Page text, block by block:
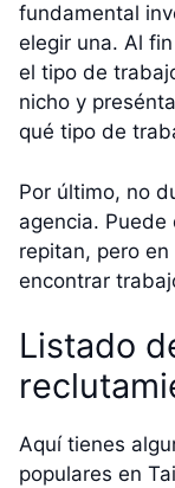
fundamental
elegir una. Al
el tipo de
nicho y
qué tipo de
Por último, no
agencia. Puede
repitan, pero
encontrar
Listado
Aquí tienes
populares en